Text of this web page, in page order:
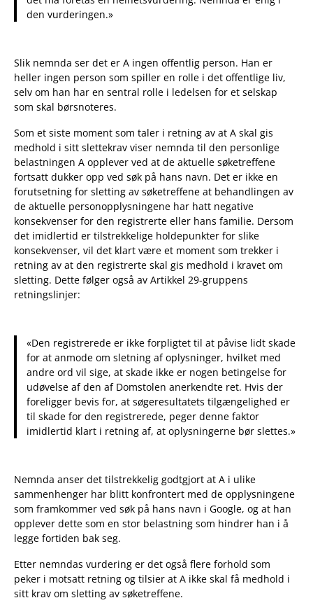
den vurderingen.»
Slik nemnda ser det er A ingen offentlig person. Han er
heller ingen person som spiller en rolle i det offentlige liv,
selv om han har en sentral rolle i ledelsen for et selskap
som skal børsnoteres.
Som et siste moment som taler i retning av at A skal gis
medhold i sitt slettekrav viser nemnda til den personlige
belastningen A opplever ved at de aktuelle søketreffene
fortsatt dukker opp ved søk på hans navn. Det er ikke en
forutsetning for sletting av søketreffene at behandlingen av
de aktuelle personopplysningene har hatt negative
konsekvenser for den registrerte eller hans familie. Dersom
det imidlertid er tilstrekkelige holdepunkter for slike
konsekvenser, vil det klart være et moment som trekker i
retning av at den registrerte skal gis medhold i kravet om
sletting. Dette følger også av Artikkel 29-gruppens
retningslinjer:
«Den registrerede er ikke forpligtet til at påvise lidt skade
for at anmode om sletning af oplysninger, hvilket med
andre ord vil sige, at skade ikke er nogen betingelse for
udøvelse af den af Domstolen anerkendte ret. Hvis der
foreligger bevis for, at søgeresultatets tilgængelighed er
til skade for den registrerede, peger denne faktor
imidlertid klart i retning af, at oplysningerne bør slettes.»
Nemnda anser det tilstrekkelig godtgjort at A i ulike
sammenhenger har blitt konfrontert med de opplysningene
som framkommer ved søk på hans navn i Google, og at han
opplever dette som en stor belastning som hindrer han i å
legge fortiden bak seg.
Etter nemndas vurdering er det også flere forhold som
peker i motsatt retning og tilsier at A ikke skal få medhold i
sitt krav om sletting av søketreffene.